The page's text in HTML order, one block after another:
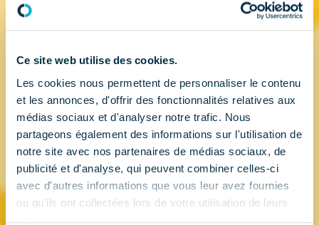
Ce site web utilise des cookies.
Les cookies nous permettent de personnaliser le contenu
et les annonces, d'offrir des fonctionnalités relatives aux
médias sociaux et d'analyser notre trafic. Nous
partageons également des informations sur l'utilisation de
notre site avec nos partenaires de médias sociaux, de
publicité et d'analyse, qui peuvent combiner celles-ci
avec d'autres informations que vous leur avez fournies
ou qu'ils ont collectées lors de votre utilisation de leurs
ANGELALIGN
FRANCE
TECHNOLOGY